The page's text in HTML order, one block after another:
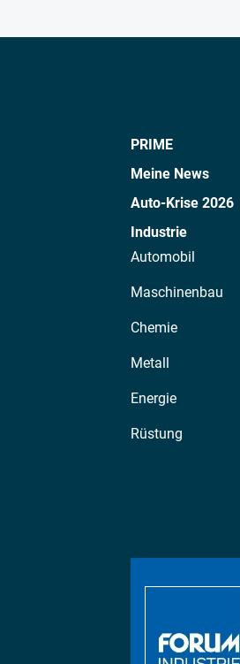
PRIME
Meine News
Auto-Krise 2026
Industrie
Automobil
Maschinenbau
Chemie
Metall
Energie
Rüstung